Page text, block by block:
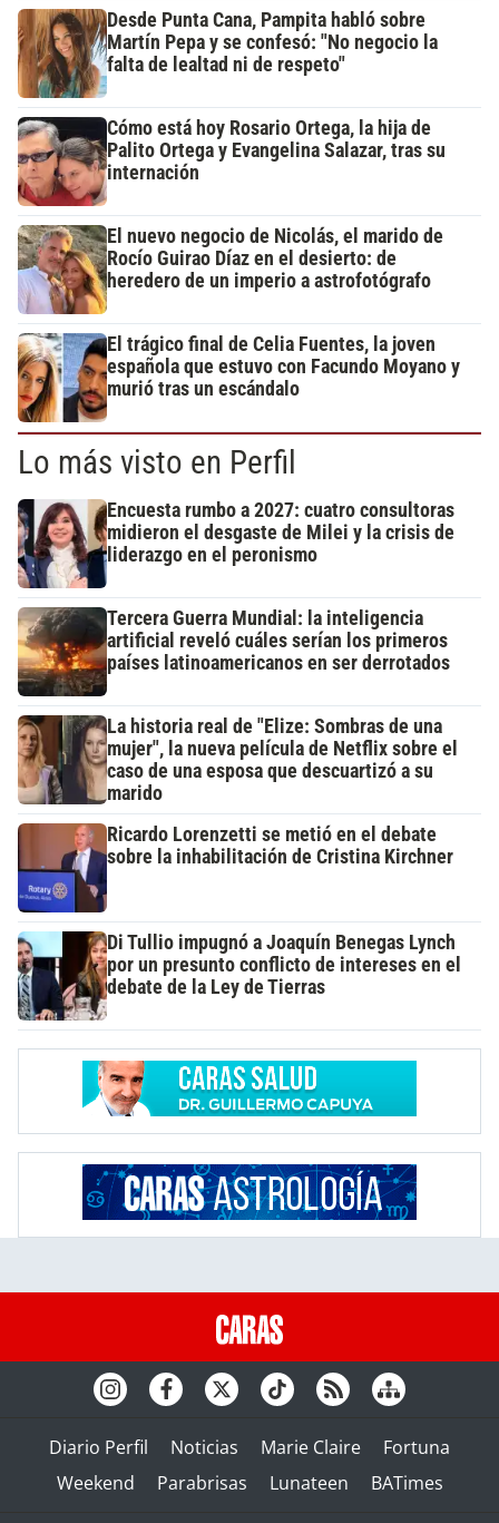
Desde Punta Cana, Pampita habló sobre
Martín Pepa y se confesó: "No negocio la
falta de lealtad ni de respeto"
Cómo está hoy Rosario Ortega, la hija de
Palito Ortega y Evangelina Salazar, tras su
internación
El nuevo negocio de Nicolás, el marido de
Rocío Guirao Díaz en el desierto: de
heredero de un imperio a astrofotógrafo
El trágico final de Celia Fuentes, la joven
española que estuvo con Facundo Moyano y
murió tras un escándalo
Lo más visto en Perfil
Encuesta rumbo a 2027: cuatro consultoras
midieron el desgaste de Milei y la crisis de
liderazgo en el peronismo
Tercera Guerra Mundial: la inteligencia
artificial reveló cuáles serían los primeros
países latinoamericanos en ser derrotados
La historia real de "Elize: Sombras de una
mujer", la nueva película de Netflix sobre el
caso de una esposa que descuartizó a su
marido
Ricardo Lorenzetti se metió en el debate
sobre la inhabilitación de Cristina Kirchner
Di Tullio impugnó a Joaquín Benegas Lynch
por un presunto conflicto de intereses en el
debate de la Ley de Tierras
Diario Perfil Noticias Marie Claire
Fortuna
Weekend
Parabrisas Lunateen BATimes